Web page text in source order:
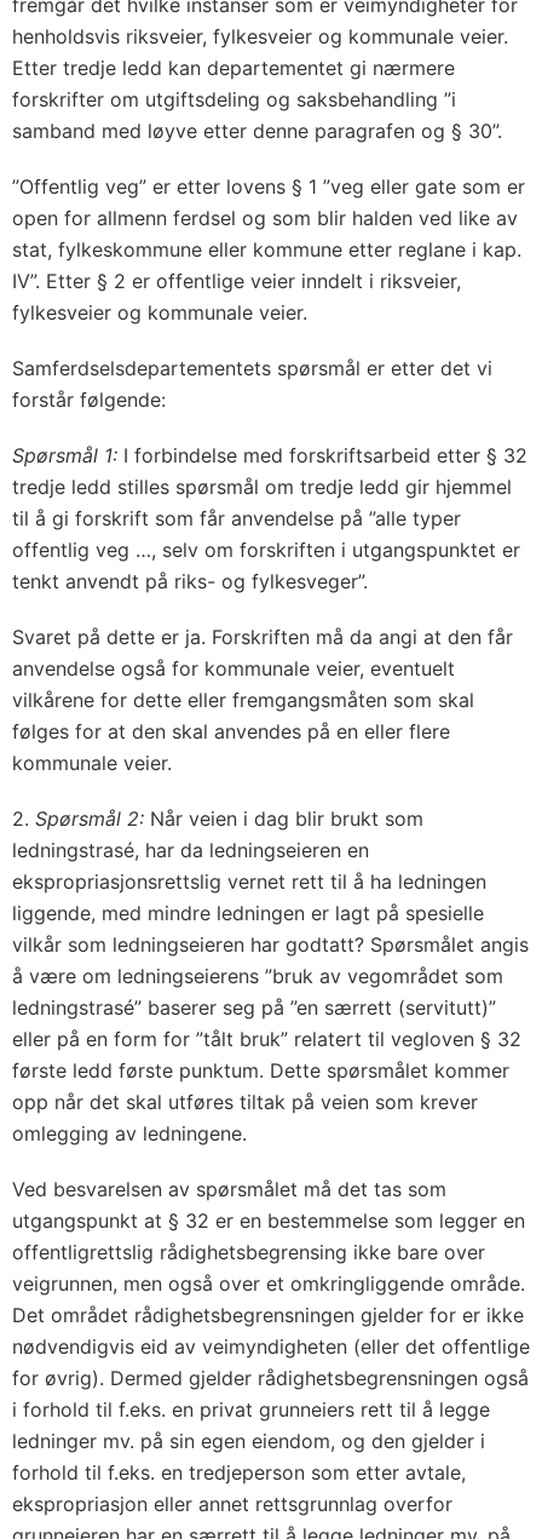
fremgår det hvilke instanser som er veimyndigheter for
henholdsvis riksveier, fylkesveier og kommunale veier.
Etter tredje ledd kan departementet gi nærmere
forskrifter om utgiftsdeling og saksbehandling ”i
samband med løyve etter denne paragrafen og § 30”.
”Offentlig veg” er etter lovens § 1 ”veg eller gate som er
open for allmenn ferdsel og som blir halden ved like av
stat, fylkeskommune eller kommune etter reglane i kap.
IV”. Etter § 2 er offentlige veier inndelt i riksveier,
fylkesveier og kommunale veier.
Samferdselsdepartementets spørsmål er etter det vi
forstår følgende:
Spørsmål 1: I forbindelse med forskriftsarbeid etter § 32
tredje ledd stilles spørsmål om tredje ledd gir hjemmel
til å gi forskrift som får anvendelse på ”alle typer
offentlig veg …, selv om forskriften i utgangspunktet er
tenkt anvendt på riks- og fylkesveger”.
Svaret på dette er ja. Forskriften må da angi at den får
anvendelse også for kommunale veier, eventuelt
vilkårene for dette eller fremgangsmåten som skal
følges for at den skal anvendes på en eller flere
kommunale veier.
2. Spørsmål 2: Når veien i dag blir brukt som
ledningstrasé, har da ledningseieren en
ekspropriasjonsrettslig vernet rett til å ha ledningen
liggende, med mindre ledningen er lagt på spesielle
vilkår som ledningseieren har godtatt? Spørsmålet angis
å være om ledningseierens ”bruk av vegområdet som
ledningstrasé” baserer seg på ”en særrett (servitutt)”
eller på en form for ”tålt bruk” relatert til vegloven § 32
første ledd første punktum. Dette spørsmålet kommer
opp når det skal utføres tiltak på veien som krever
omlegging av ledningene.
Ved besvarelsen av spørsmålet må det tas som
utgangspunkt at § 32 er en bestemmelse som legger en
offentligrettslig rådighetsbegrensing ikke bare over
veigrunnen, men også over et omkringliggende område.
Det området rådighetsbegrensningen gjelder for er ikke
nødvendigvis eid av veimyndigheten (eller det offentlige
for øvrig). Dermed gjelder rådighetsbegrensningen også
i forhold til f.eks. en privat grunneiers rett til å legge
ledninger mv. på sin egen eiendom, og den gjelder i
forhold til f.eks. en tredjeperson som etter avtale,
ekspropriasjon eller annet rettsgrunnlag overfor